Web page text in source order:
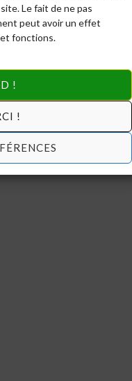
Le fait de ne pas
peut avoir un effet
fonctions.
!
!
vous devez venir à
inscriptions à la